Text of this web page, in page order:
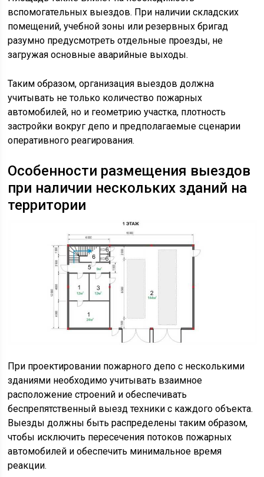
вспомогательных выездов. При наличии складских
помещений, учебной зоны или резервных бригад
разумно предусмотреть отдельные проезды, не
загружая основные аварийные выходы.
Таким образом, организация выездов должна
учитывать не только количество пожарных
автомобилей, но и геометрию участка, плотность
застройки вокруг депо и предполагаемые сценарии
оперативного реагирования.
Особенности размещения выездов
при наличии нескольких зданий на
территории
При проектировании пожарного депо с несколькими
зданиями необходимо учитывать взаимное
расположение строений и обеспечивать
беспрепятственный выезд техники с каждого объекта.
Выезды должны быть распределены таким образом,
чтобы исключить пересечения потоков пожарных
автомобилей и обеспечить минимальное время
реакции.